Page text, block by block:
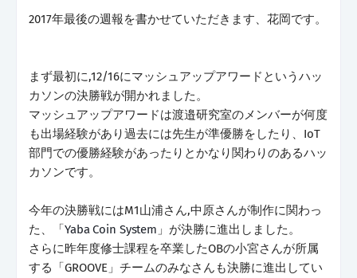
2017年最後の週報を書かせていただきます、花岡です。
まず最初に,12/16にマッシュアップアワードというハッ
カソンの決勝戦が開かれました。
マッシュアップアワードは渡邉研究室のメンバーが何度
も出場経験があり過去には先生が準優勝をしたり、IoT
部門での優勝経験があったりとかなり関わりのあるハッ
カソンです。
今年の決勝戦にはM1山浦さん,中原さんが制作に関わっ
た、「Yaba Coin System 」が決勝に進出しました。
さらに昨年度修士課程を卒業したOBの小宮さんが所属
する「GROOVE」チームのみなさんも決勝に進出してい